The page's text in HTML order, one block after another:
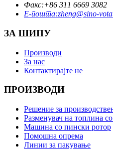
Факс:+86 311 6669 3082
Е-пошта:zheng@sino-
ЗА ШИПУ
Производи
За нас
Контактирајте не
ПРОИЗВОДИ
Решение за
Разменувач на топлина
Машина со пински ротор
Помошна опрема
Линии за пакување